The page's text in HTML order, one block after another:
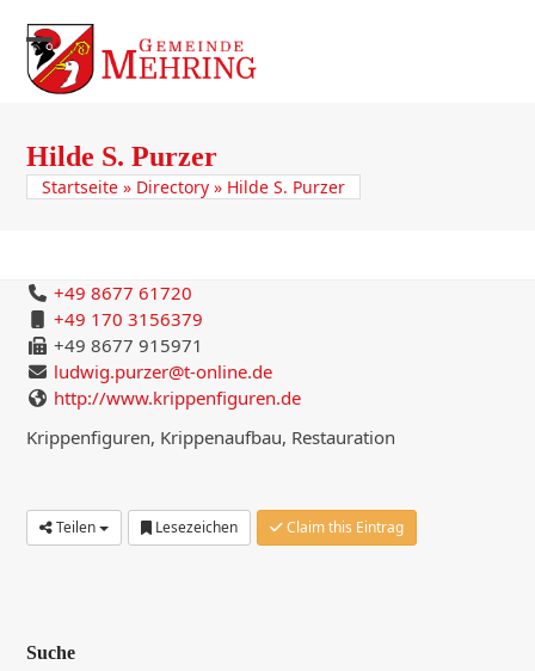
content
Open
mobile
menu
Close
mobile
menu
Hilde S. Purzer
Startseite » Directory » Hilde S. Purzer
+49 8677 61720
+49 170 3156379
+49 8677 915971
ludwig.purzer@t-online.de
http://www.krippenfiguren.de
Krippenfiguren, Krippenaufbau, Restauration
Teilen Lesezeichen Claim this Eintrag
Suche